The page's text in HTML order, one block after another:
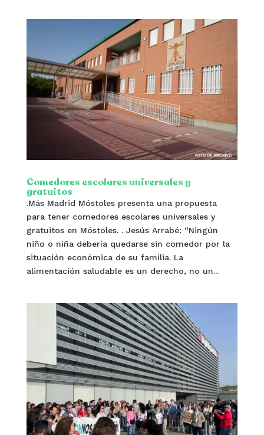
Comedores escolares universales y
gratuitos
.Más Madrid Móstoles presenta una propuesta
para tener comedores escolares universales y
gratuitos en Móstoles. . Jesús Arrabé: “Ningún
niño o niña debería quedarse sin comedor por la
situación económica de su familia. La
alimentación saludable es un derecho, no un...